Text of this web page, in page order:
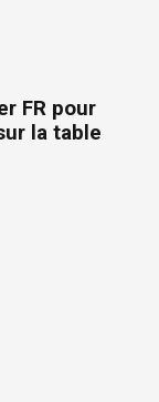
FR pour
la table